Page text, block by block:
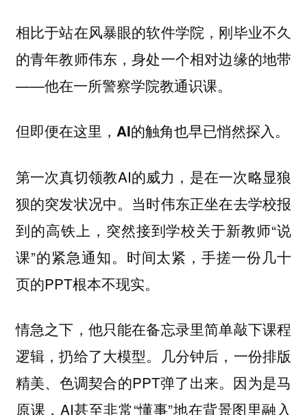
相比于站在风暴眼的软件学院，刚毕业不久
的青年教师伟东，身处一个相对边缘的地带
——他在一所警察学院教通识课。
但即便在这里，AI的触角也早已悄然探入。
第一次真切领教AI的威力，是在一次略显狼
狈的突发状况中。当时伟东正坐在去学校报
到的高铁上，突然接到学校关于新教师“说
课”的紧急通知。时间太紧，手搓一份几十
页的PPT根本不现实。
情急之下，他只能在备忘录里简单敲下课程
逻辑，扔给了大模型。几分钟后，一份排版
精美、色调契合的PPT弹了出来。因为是马
原课，AI甚至非常“懂事”地在背景图里融入